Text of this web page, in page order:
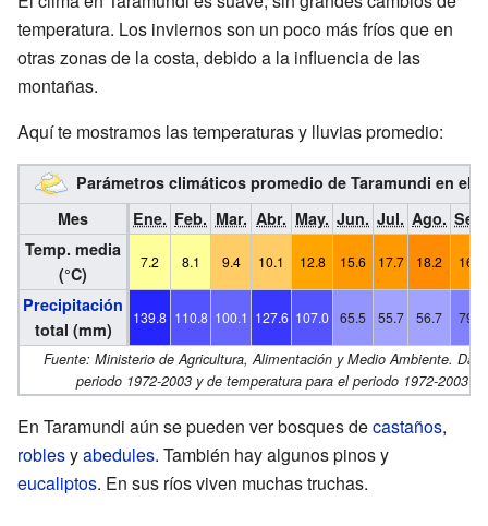
temperatura. Los inviernos son un poco más fríos que en
otras zonas de la costa, debido a la influencia de las
montañas.
Aquí te mostramos las temperaturas y lluvias promedio:
Parámetros climáticos promedio de Taramundi en el
Mes
Ene. Feb. Mar. Abr. May. Jun. Jul. Ago. Sep.
Temp. media
(°C)
7.2 8.1 9.4 10.1 12.8 15.6 17.7 18.2 16.5
Precipitación
total (mm)
139.8 110.8 100.1 127.6 107.0 65.5 55.7 56.7 79.2
Fuente: Ministerio de Agricultura, Alimentación y Medio Ambiente.
periodo 1972-2003 y de temperatura para el periodo 1972-2003
En Taramundi aún se pueden ver bosques decastaños,
roblesyabedules. También hay algunos pinos y
eucaliptos. En sus ríos viven muchas truchas.